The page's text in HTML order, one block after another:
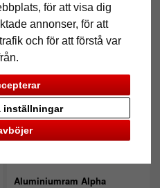
för att visa dig
annonser, för att
och för att förstå var
inställningar
Aluminiumram Alpha